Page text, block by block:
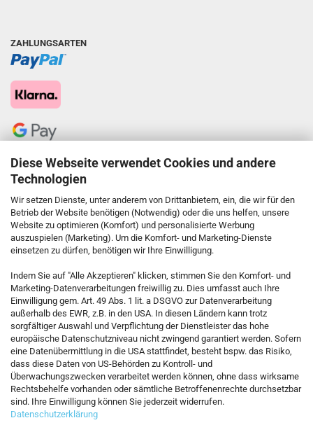
Diese Webseite verwendet Cookies und andere
Technologien
Wir setzen Dienste, unter anderem von Drittanbietern, ein, die wir für den
Betrieb der Website benötigen (Notwendig) oder die uns helfen, unsere
Website zu optimieren (Komfort) und personalisierte Werbung
auszuspielen (Marketing). Um die Komfort- und Marketing-Dienste
einsetzen zu dürfen, benötigen wir Ihre Einwilligung.
Indem Sie auf "Alle Akzeptieren" klicken, stimmen Sie den Komfort- und
Marketing-Datenverarbeitungen freiwillig zu. Dies umfasst auch Ihre
Einwilligung gem. Art. 49 Abs. 1 lit. a DSGVO zur Datenverarbeitung
außerhalb des EWR, z.B. in den USA. In diesen Ländern kann trotz
sorgfältiger Auswahl und Verpflichtung der Dienstleister das hohe
europäische Datenschutzniveau nicht zwingend garantiert werden. Sofern
eine Datenübermittlung in die USA stattfindet, besteht bspw. das Risiko,
dass diese Daten von US-Behörden zu Kontroll- und
Überwachungszwecken verarbeitet werden können, ohne dass wirksame
Rechtsbehelfe vorhanden oder sämtliche Betroffenenrechte durchsetzbar
sind. Ihre Einwilligung können Sie jederzeit widerrufen.
Datenschutzerklärung
ZAHLUNGSARTEN
KONTAKT
Kostenfreie Service-Hotline
0800 5892815
Callback Service